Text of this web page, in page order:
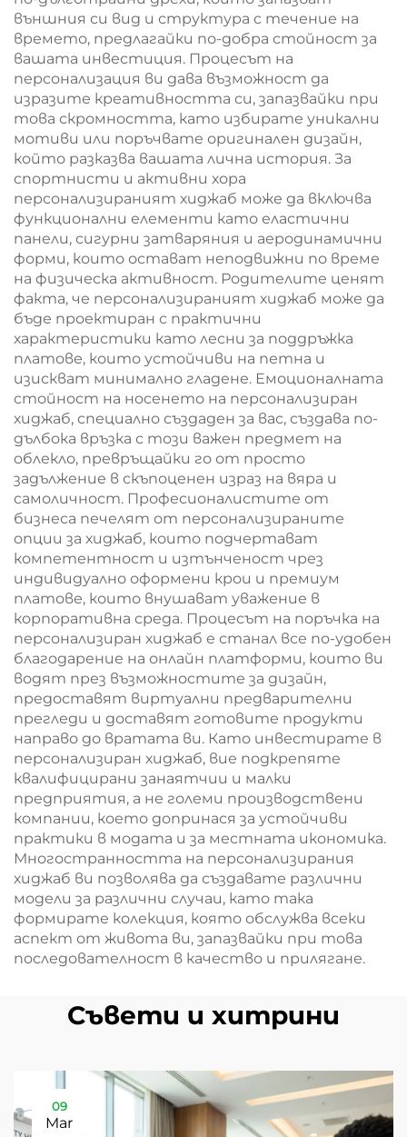
външния си вид и структура с течение на
времето, предлагайки по-добра стойност за
вашата инвестиция. Процесът на
персонализация ви дава възможност да
изразите креативността си, запазвайки при
това скромността, като избирате уникални
мотиви или поръчвате оригинален дизайн,
който разказва вашата лична история. За
спортнисти и активни хора
персонализираният хиджаб може да включва
функционални елементи като еластични
панели, сигурни затваряния и аеродинамични
форми, които остават неподвижни по време
на физическа активност. Родителите ценят
факта, че персонализираният хиджаб може да
бъде проектиран с практични
характеристики като лесни за поддръжка
платове, които устойчиви на петна и
изискват минимално гладене. Емоционалната
стойност на носенето на персонализиран
хиджаб, специално създаден за вас, създава по-
дълбока връзка с този важен предмет на
облекло, превръщайки го от просто
задължение в скъпоценен израз на вяра и
самоличност. Професионалистите от
бизнеса печелят от персонализираните
опции за хиджаб, които подчертават
компетентност и изтънченост чрез
индивидуално оформени крои и премиум
платове, които внушават уважение в
корпоративна среда. Процесът на поръчка на
персонализиран хиджаб е станал все по-удобен
благодарение на онлайн платформи, които ви
водят през възможностите за дизайн,
предоставят виртуални предварителни
прегледи и доставят готовите продукти
направо до вратата ви. Като инвестирате в
персонализиран хиджаб, вие подкрепяте
квалифицирани занаятчии и малки
предприятия, а не големи производствени
компании, което допринася за устойчиви
практики в модата и за местната икономика.
Многостранността на персонализирания
хиджаб ви позволява да създавате различни
модели за различни случаи, като така
формирате колекция, която обслужва всеки
аспект от живота ви, запазвайки при това
последователност в качество и прилягане.
Съвети и хитрини
09
Mar